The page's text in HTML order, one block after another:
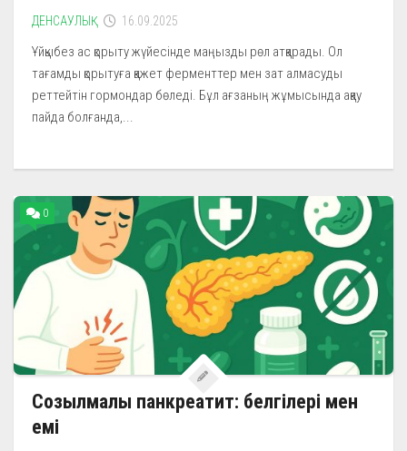
ДЕНСАУЛЫҚ 16.09.2025
Ұйқыбез ас қорыту жүйесінде маңызды рөл атқарады. Ол
тағамды қорытуға қажет ферменттер мен зат алмасуды
реттейтін гормондар бөледі. Бұл ағзаның жұмысында ақау
пайда болғанда,...
0
Созылмалы панкреатит: белгілері мен
емі